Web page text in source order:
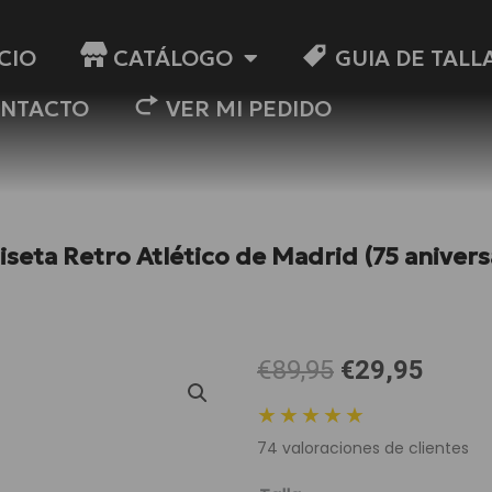
CATÁLOGO
GUIA DE
VER MI PEDIDO
Retro Atlético de Madrid (75
€89,95 El
original
era:
€29,95
es:
★★★★★
74 valoraciones de clientes